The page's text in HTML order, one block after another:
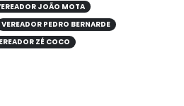
JOÃO MOTA
VEREADOR PEDRO BERNARDE
ZÉ COCO